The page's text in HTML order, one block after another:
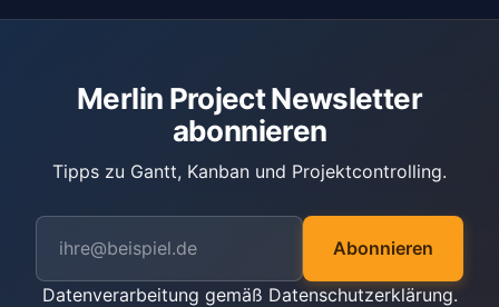
Merlin Project Newsletter
abonnieren
Tipps zu Gantt, Kanban und Projektcontrolling.
Abonnieren
Datenverarbeitung gemäß Datenschutzerklärung.